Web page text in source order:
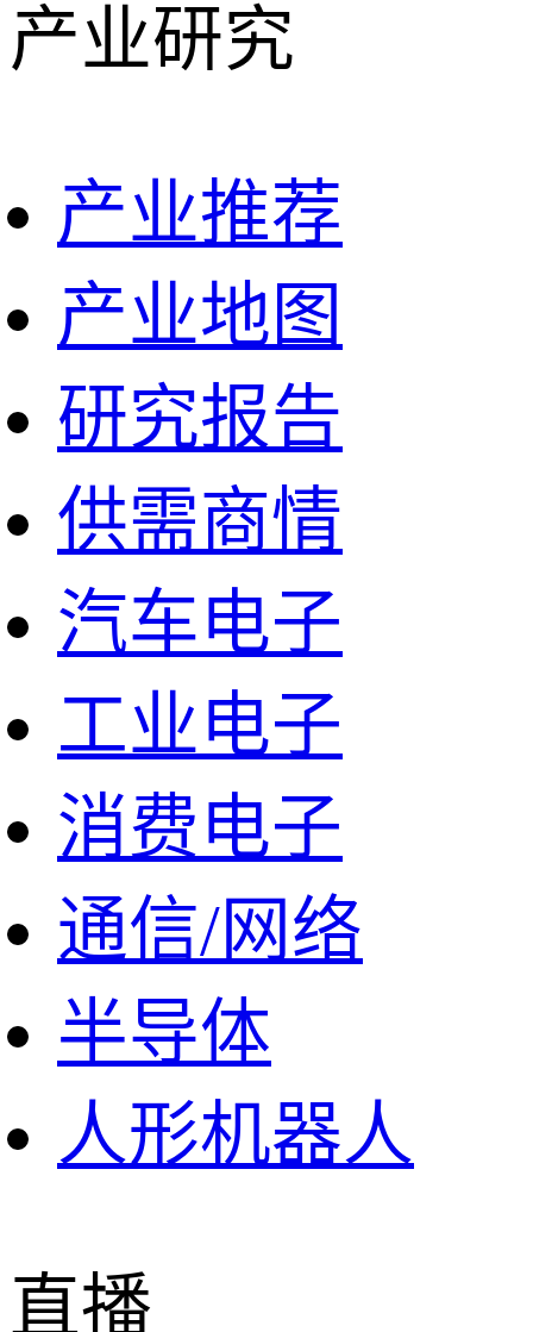
产业研究
产业推荐
产业地图
研究报告
供需商情
汽车电子
工业电子
消费电子
通信/网络
半导体
人形机器人
直播